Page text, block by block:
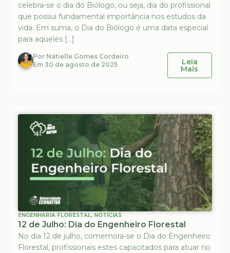
celebra-se o dia do Biólogo, ou seja, dia do profissional
que possui fundamental importância nos estudos da
vida. Em suma, o Dia do Biólogo é uma data especial
para aqueles […]
Por Natielle Gomes Cordeiro
Em 30 de agosto de 2025 Leia
Mais
ENGENHARIA FLORESTAL, NOTÍCIAS
12 de Julho: Dia do Engenheiro Florestal
No dia 12 de julho, comemora-se o Dia do Engenheiro
Florestal, profissionais estes capacitados para atuar no